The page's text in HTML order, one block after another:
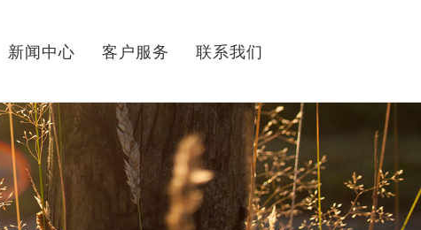
新闻中心 客户服务 联系我们